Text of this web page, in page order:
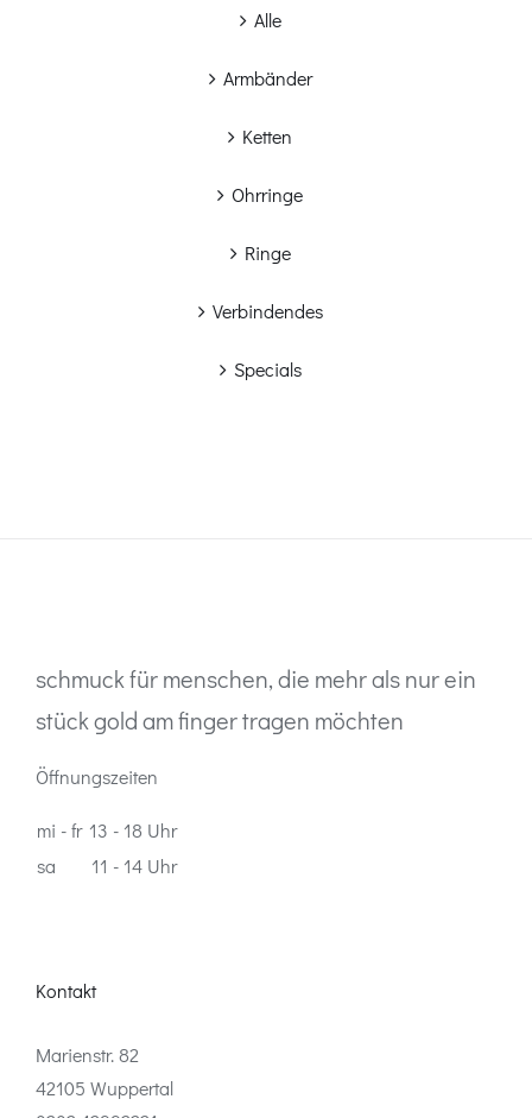
Alle
Armbänder
Ketten
Ohrringe
Ringe
Verbindendes
Specials
schmuck für menschen, die mehr als nur ein
stück gold am finger tragen möchten
Öffnungszeiten
mi - fr 13 - 18 Uhr
sa
11 - 14 Uhr
Kontakt
Marienstr. 82
42105 Wuppertal